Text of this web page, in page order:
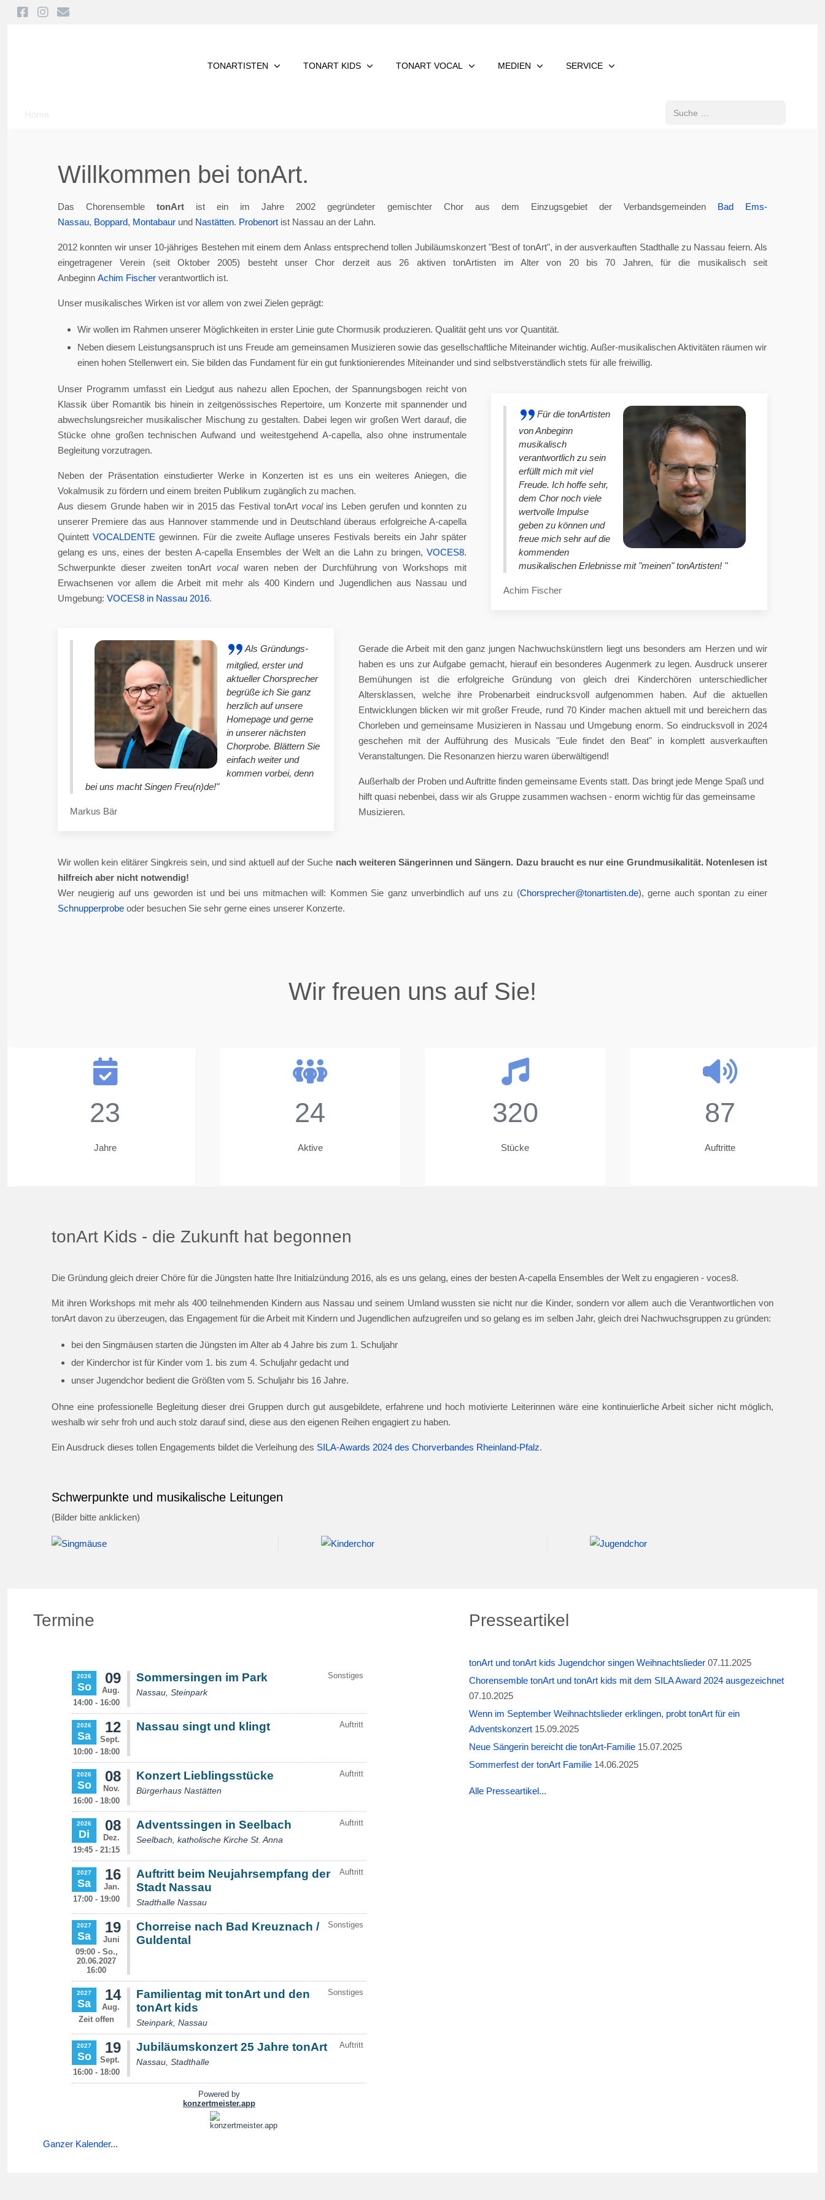
TONARTISTEN TONART KIDS TONART VOCAL MEDIEN SERVICE
Home
Suchen
Willkommen bei tonArt.
Das ChorensembletonArt ist ein im Jahre 2002 gegründeter gemischter Chor aus dem Einzugsgebiet der Verbandsgemeinden Bad Ems-
Nassau, Boppard, Montabaur und Nastätten. Probenort ist Nassau an der Lahn.
2012 konnten wir unser 10-jähriges Bestehen mit einem dem Anlass entsprechend tollen Jubiläumskonzert "Best of tonArt", in der ausverkauften Stadthalle zu Nassau feiern. Als
eingetragener Verein (seit Oktober 2005) besteht unser Chor derzeit aus 26 aktiven tonArtisten im Alter von 20 bis 70 Jahren, für die musikalisch seit
Anbeginn Achim Fischer verantwortlich ist.
Unser musikalisches Wirken ist vor allem von zwei Zielen geprägt:
Wir wollen im Rahmen unserer Möglichkeiten in erster Linie gute Chormusik produzieren. Qualität geht uns vor Quantität.
Neben diesem Leistungsanspruch ist uns Freude am gemeinsamen Musizieren sowie das gesellschaftliche Miteinander wichtig. Außer-musikalischen Aktivitäten räumen wir
einen hohen Stellenwert ein. Sie bilden das Fundament für ein gut funktionierendes Miteinander und sind selbstverständlich stets für alle freiwillig.
Für die tonArtisten
von Anbeginn
musikalisch
verantwortlich zu sein
erfüllt mich mit viel
Freude. Ich hoffe sehr,
dem Chor noch viele
wertvolle Impulse
geben zu können und
freue mich sehr auf die
kommenden
musikalischen Erlebnisse mit "meinen" tonArtisten! "
Achim Fischer
Unser Programm umfasst ein Liedgut aus nahezu allen Epochen, der Spannungsbogen reicht von
Klassik über Romantik bis hinein in zeitgenössisches Repertoire, um Konzerte mit spannender und
abwechslungsreicher musikalischer Mischung zu gestalten. Dabei legen wir großen Wert darauf, die
Stücke ohne großen technischen Aufwand und weitestgehend A-capella, also ohne instrumentale
Begleitung vorzutragen.
Neben der Präsentation einstudierter Werke in Konzerten ist es uns ein weiteres Aniegen, die
Vokalmusik zu fördern und einem breiten Publikum zugänglich zu machen.
Aus diesem Grunde haben wir in 2015 das Festival tonArt vocal ins Leben gerufen und konnten zu
unserer Premiere das aus Hannover stammende und in Deutschland überaus erfolgreiche A-capella
Quintett VOCALDENTE gewinnen. Für die zweite Auflage unseres Festivals bereits ein Jahr später
gelang es uns, eines der besten A-capella Ensembles der Welt an die Lahn zu bringen, VOCES8.
Schwerpunkte dieser zweiten tonArt vocalwaren neben der Durchführung von Workshops mit
Erwachsenen vor allem die Arbeit mit mehr als 400 Kindern und Jugendlichen aus Nassau und
Umgebung: VOCES8 in Nassau 2016.
Als Gründungs-
mitglied, erster und
aktueller Chorsprecher
begrüße ich Sie ganz
herzlich auf unsere
Homepage und gerne
in unserer nächsten
Chorprobe. Blättern Sie
einfach weiter und
kommen vorbei, denn
bei uns macht Singen Freu(n)de!"
Markus Bär
Gerade die Arbeit mit den ganz jungen Nachwuchskünstlern liegt uns besonders am Herzen und wir
haben es uns zur Aufgabe gemacht, hierauf ein besonderes Augenmerk zu legen. Ausdruck unserer
Bemühungen ist die erfolgreiche Gründung von gleich drei Kinderchören unterschiedlicher
Altersklassen, welche ihre Probenarbeit eindrucksvoll aufgenommen haben. Auf die aktuellen
Entwicklungen blicken wir mit großer Freude, rund 70 Kinder machen aktuell mit und bereichern das
Chorleben und gemeinsame Musizieren in Nassau und Umgebung enorm. So eindrucksvoll in 2024
geschehen mit der Aufführung des Musicals "Eule findet den Beat" in komplett ausverkauften
Veranstaltungen. Die Resonanzen hierzu waren überwältigend!
Außerhalb der Proben und Auftritte finden gemeinsame Events statt. Das bringt jede Menge Spaß und
hilft quasi nebenbei, dass wir als Gruppe zusammen wachsen - enorm wichtig für das gemeinsame
Musizieren.
Wir wollen kein elitärer Singkreis sein, und sind aktuell auf der Suche nach weiteren Sängerinnen und Sängern. Dazu braucht es nur eine Grundmusikalität. Notenlesen ist
hilfreich aber nicht notwendig!
Wer neugierig auf uns geworden ist und bei uns mitmachen will: Kommen Sie ganz unverbindlich auf uns zu (Chorsprecher@tonartisten.de), gerne auch spontan zu einer
Schnupperprobe oder besuchen Sie sehr gerne eines unserer Konzerte.
Wir freuen uns auf Sie!
23
Jahre
24
Aktive
320
Stücke
87
Auftritte
tonArt Kids - die Zukunft hat begonnen
Die Gründung gleich dreier Chöre für die Jüngsten hatte Ihre Initialzündung 2016, als es uns gelang, eines der besten A-capella Ensembles der Welt zu engagieren - voces8.
Mit ihren Workshops mit mehr als 400 teilnehmenden Kindern aus Nassau und seinem Umland wussten sie nicht nur die Kinder, sondern vor allem auch die Verantwortlichen von
tonArt davon zu überzeugen, das Engagement für die Arbeit mit Kindern und Jugendlichen aufzugreifen und so gelang es im selben Jahr, gleich drei Nachwuchsgruppen zu gründen:
bei den Singmäusen starten die Jüngsten im Alter ab 4 Jahre bis zum 1. Schuljahr
der Kinderchor ist für Kinder vom 1. bis zum 4. Schuljahr gedacht und
unser Jugendchor bedient die Größten vom 5. Schuljahr bis 16 Jahre.
Ohne eine professionelle Begleitung dieser drei Gruppen durch gut ausgebildete, erfahrene und hoch motivierte Leiterinnen wäre eine kontinuierliche Arbeit sicher nicht möglich,
weshalb wir sehr froh und auch stolz darauf sind, diese aus den eigenen Reihen engagiert zu haben.
Ein Ausdruck dieses tollen Engagements bildet die Verleihung des SILA-Awards 2024 des Chorverbandes Rheinland-Pfalz.
Schwerpunkte und musikalische Leitungen
(Bilder bitte anklicken)
Termine
Ganzer Kalender...
Presseartikel
tonArt und tonArt kids Jugendchor singen Weihnachtslieder 07.11.2025
Chorensemble tonArt und tonArt kids mit dem SILA Award 2024 ausgezeichnet
07.10.2025
Wenn im September Weihnachtslieder erklingen, probt tonArt für ein
Adventskonzert 15.09.2025
Neue Sängerin bereicht die tonArt-Familie 15.07.2025
Sommerfest der tonArt Familie 14.06.2025
Alle Presseartikel...